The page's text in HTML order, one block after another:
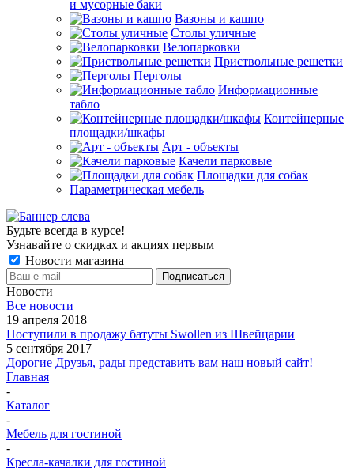
и мусорные баки
Вазоны и кашпо
Столы уличные
Велопарковки
Приствольные решетки
Перголы
Информационные
табло
Контейнерные
площадки/шкафы
Арт - объекты
Качели парковые
Площадки для собак
Параметрическая мебель
Будьте всегда в курсе!
Узнавайте о скидках и акциях первым
Новости магазина
Новости
Все новости
19 апреля 2018
Поступили в продажу батуты Swollen из Швейцарии
5 сентября 2017
Дорогие Друзья, рады представить вам наш новый сайт!
Главная
-
Каталог
-
Мебель для гостиной
-
Кресла-качалки для гостиной